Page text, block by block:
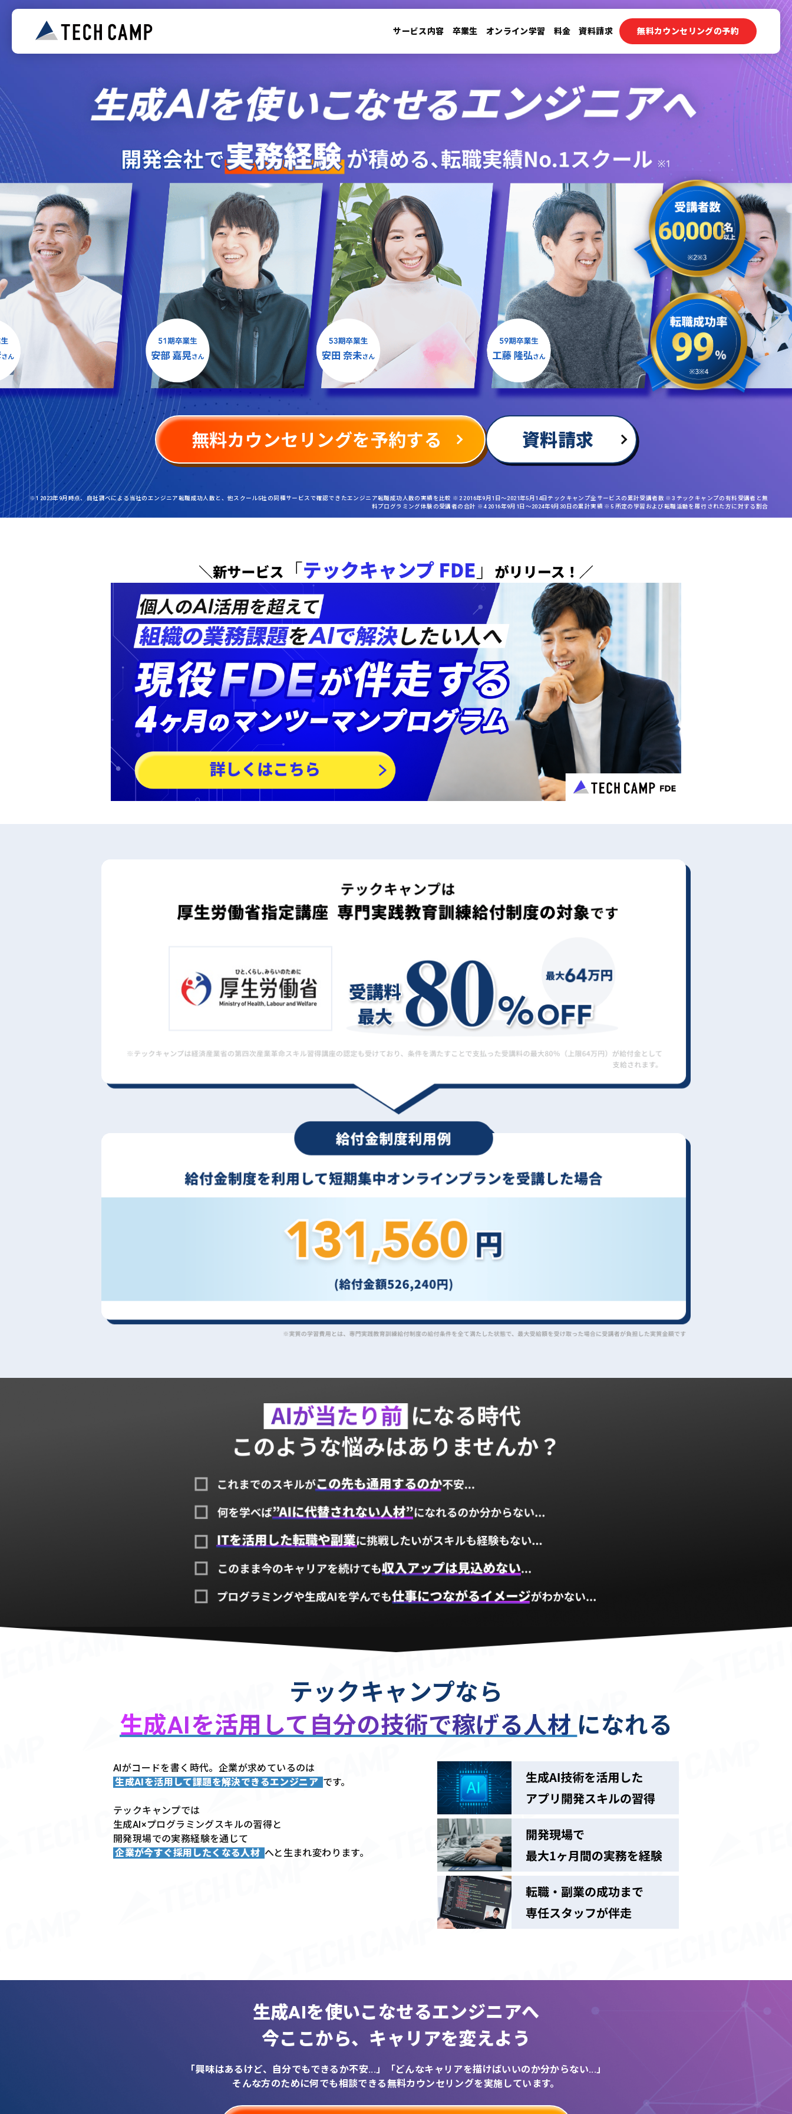
サービス内容 卒業生 オンライン学習 料金 資料請求 無料カウンセリングの予約
無料カウンセリングを予約する 資料請求
※1 2023年9月時点、自社調べによる当社のエンジニア転職成功人数と、他スクール5社の同種サービスで確認できたエンジニア転職成功人数の実績を比較 ※2 2016年9月1日〜2021年5月14日テックキャンプ全サービスの累計受講者数 ※3 テックキャンプの有料受講者と無
料プログラミング体験の受講者の合計 ※4 2016年9月1日〜2024年9月30日の累計実績 ※5 所定の学習および転職活動を履行された方に対する割合
テックキャンプなら
生成AIを活用して 自分の技術で稼げる人材 になれる
AIがコードを書く時代。企業が求めているのは
生成AIを活用して課題を解決できるエンジニア です。
テックキャンプでは
生成AI×プログラミングスキルの習得と
開発現場での実務経験を通じて
企業が今すぐ採用したくなる人材 へと生まれ変わります。
生成AIを使いこなせるエンジニアへ
今ここから、 キャリアを変えよう
「興味はあるけど、自分でもできるか不安...」
「どんなキャリアを描けばいいのか分からない...」
そんな方のために何でも相談できる無料カウンセリングを実施しています。